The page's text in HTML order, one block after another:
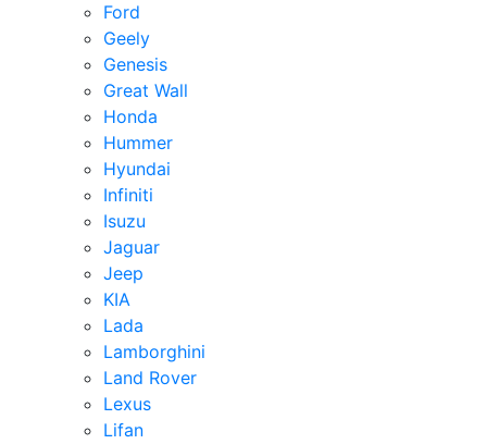
Ford
Geely
Genesis
Great Wall
Honda
Hummer
Hyundai
Infiniti
Isuzu
Jaguar
Jeep
KIA
Lada
Lamborghini
Land Rover
Lexus
Lifan